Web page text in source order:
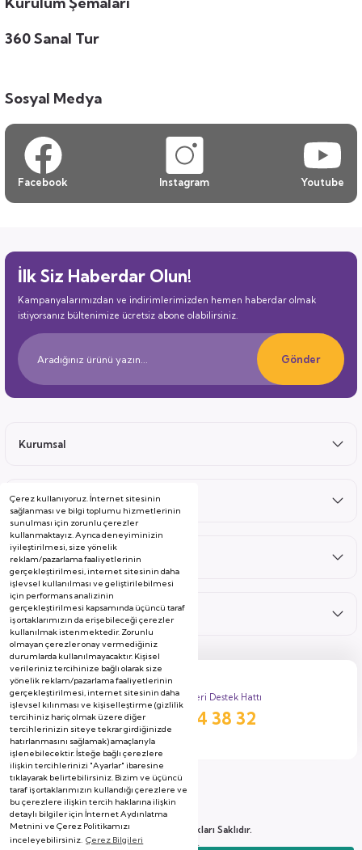
Çerez kullanıyoruz. İnternet sitesinin
sağlanması ve bilgi toplumu hizmetlerinin
sunulması için zorunlu çerezler
kullanmaktayız. Ayrıca deneyiminizin
iyileştirilmesi, size yönelik
reklam/pazarlama faaliyetlerinin
gerçekleştirilmesi, internet sitesinin daha
işlevsel kullanılması ve geliştirilebilmesi
için performans analizinin
gerçekleştirilmesi kapsamında üçüncü taraf
iş ortaklarımızın da erişebileceği çerezler
kullanılmak istenmektedir. Zorunlu
olmayan çerezler onay vermediğiniz
durumlarda kullanılmayacaktır. Kişisel
verileriniz tercihinize bağlı olarak size
yönelik reklam/pazarlama faaliyetlerinin
gerçekleştirilmesi, internet sitesinin daha
işlevsel kılınması ve kişiselleştirme (gizlilik
tercihiniz hariç olmak üzere diğer
tercihlerinizin siteye tekrar girdiğinizde
hatırlanmasını sağlamak) amaçlarıyla
işlenebilecektir. İsteğe bağlı çerezlere
ilişkin tercihlerinizi "Ayarlar" ibaresine
tıklayarak belirtebilirsiniz. Bizim ve üçüncü
taraf iş ortaklarımızın kullandığı çerezlere ve
bu çerezlere ilişkin tercih haklarına ilişkin
detaylı bilgiler için İnternet Aydınlatma
Metnini ve Çerez Politikamızı
inceleyebilirsiniz. Çerez Bilgileri
360 Sanal Tur
Sosyal Medya
Facebook Instagram Youtube
İlk Siz Haberdar Olun!
Kampanyalarımızdan ve indirimlerimizden hemen haberdar olmak
istiyorsanız bültenimize ücretsiz abone olabilirsiniz.
Gönder
Kurumsal
Satış Sonrası
Hizmetler
Kategoriler
2026 Copyright, Tüm Hakları Saklıdır.
Müşteri Destek Hattı
444 38 32